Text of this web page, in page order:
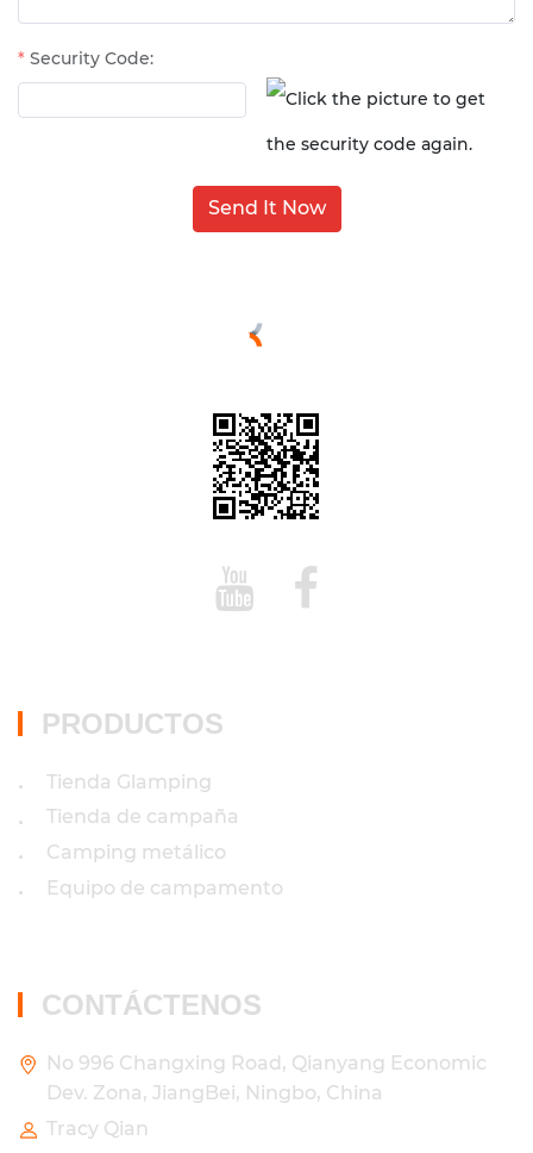
Security Code:
Send It Now
PRODUCTOS
• Tienda Glamping
• Tienda de campaña
• Camping metálico
• Equipo de campamento
CONTÁCTENOS
No 996 Changxing Road, Qianyang Economic
Dev. Zona, JiangBei, Ningbo, China
Tracy Qian